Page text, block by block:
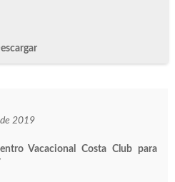
2019
Vacacional Costa Club para